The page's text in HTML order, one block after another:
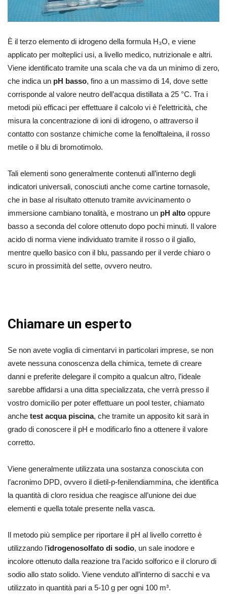
È il terzo elemento di idrogeno della formula H₃O, e viene
applicato per molteplici usi, a livello medico, nutrizionale e altri.
Viene identificato tramite una scala che va da un minimo di zero,
che indica un pH basso, fino a un massimo di 14, dove sette
corrisponde al valore neutro dell’acqua distillata a 25 °C. Tra i
metodi più efficaci per effettuare il calcolo vi è l’elettricità, che
misura la concentrazione di ioni di idrogeno, o attraverso il
contatto con sostanze chimiche come la fenolftaleina, il rosso
metile o il blu di bromotimolo.
Tali elementi sono generalmente contenuti all’interno degli
indicatori universali, conosciuti anche come cartine tornasole,
che in base al risultato ottenuto tramite avvicinamento o
immersione cambiano tonalità, e mostrano un pH alto oppure
basso a seconda del colore ottenuto dopo pochi minuti. Il valore
acido di norma viene individuato tramite il rosso o il giallo,
mentre quello basico con il blu, passando per il verde chiaro o
scuro in prossimità del sette, ovvero neutro.
Chiamare un esperto
Se non avete voglia di cimentarvi in particolari imprese, se non
avete nessuna conoscenza della chimica, temete di creare
danni e preferite delegare il compito a qualcun altro, l’ideale
sarebbe affidarsi a una ditta specializzata, che verrà presso il
vostro domicilio per poter effettuare un pool tester, chiamato
anche test acqua piscina, che tramite un apposito kit sarà in
grado di conoscere il pH e modificarlo fino a ottenere il valore
corretto.
Viene generalmente utilizzata una sostanza conosciuta con
l’acronimo DPD, ovvero il dietil-p-fenilendiammina, che identifica
la quantità di cloro residua che reagisce all’unione dei due
elementi e quella totale presente nella vasca.
Il metodo più semplice per riportare il pH al livello corretto è
utilizzando l’idrogenosolfato di sodio, un sale inodore e
incolore ottenuto dalla reazione tra l’acido solforico e il cloruro di
sodio allo stato solido. Viene venduto all’interno di sacchi e va
utilizzato in quantità pari a 5-10 g per ogni 100 m³.